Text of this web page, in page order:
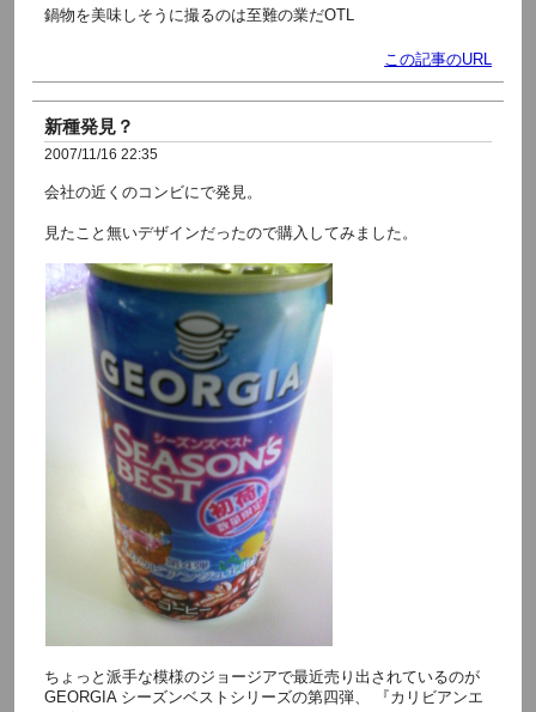
鍋物を美味しそうに撮るのは至難の業だOTL
この記事のURL
新種発見？
2007/11/16 22:35
会社の近くのコンビにで発見。
見たこと無いデザインだったので購入してみました。
ちょっと派手な模様のジョージアで最近売り出されているのが
GEORGIA シーズンベストシリーズの第四弾、 『カリビアンエ